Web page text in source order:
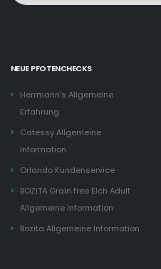
NEUE PFOTENCHECKS
Herrmann's Allgemeine
Erfahrung
Catessy Allgemeine
Information
Orlando Kundenservice
BOZITA Grain free Elch Adult
Allgemeine Information
Bozita Allgemeine Information